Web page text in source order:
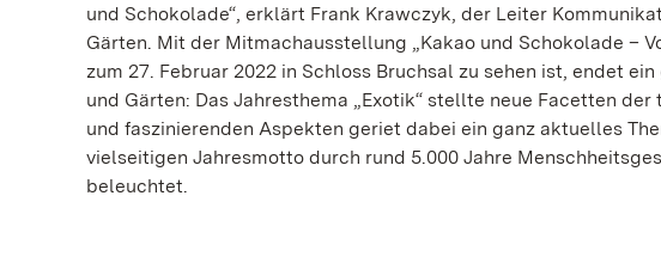
und Schokolade“, erklärt Frank Krawczyk, der Leiter
Gärten. Mit der Mitmachausstellung „Kakao und Schokolade –
zum 27. Februar 2022 in Schloss Bruchsal zu sehen ist, endet
und Gärten: Das Jahresthema „Exotik“ stellte neue Facetten
und faszinierenden Aspekten geriet dabei ein ganz aktuelles
vielseitigen Jahresmotto durch rund 5.000 Jahre
beleuchtet.